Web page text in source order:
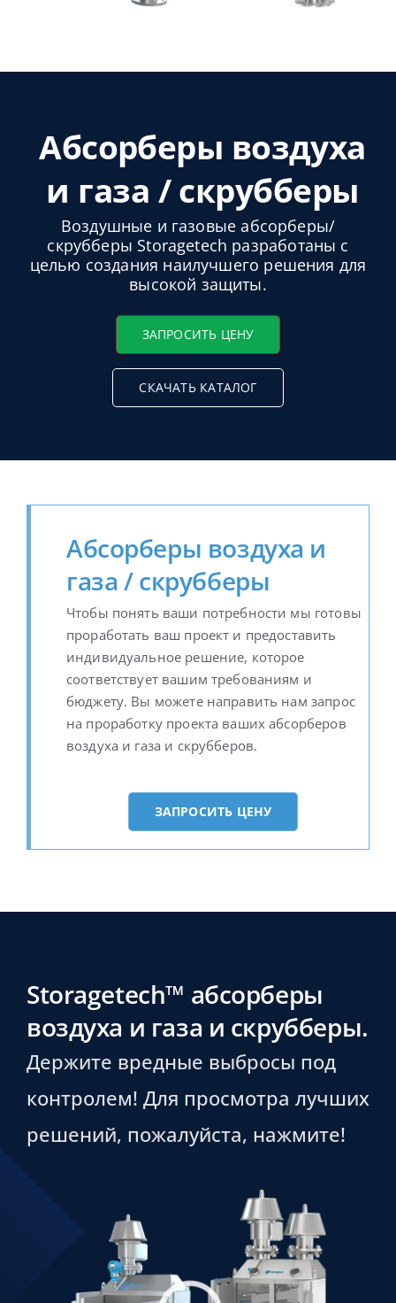
Абсорберы воздуха
и газа / скрубберы
Воздушные и газовые абсорберы/
скрубберы Storagetech разработаны с
целью создания наилучшего решения для
высокой защиты.
ЗАПРОСИТЬ ЦЕНУ
СКАЧАТЬ КАТАЛОГ
Абсорберы воздуха и
газа / скрубберы
Чтобы понять ваши потребности мы готовы
проработать ваш проект и предоставить
индивидуальное решение, которое
соответствует вашим требованиям и
бюджету. Вы можете направить нам запрос
на проработку проекта ваших абсорберов
воздуха и газа и скрубберов.
ЗАПРОСИТЬ ЦЕНУ
Storagetech™ абсорберы
воздуха и газа и скрубберы.
Держите вредные выбросы под
контролем! Для просмотра лучших
решений, пожалуйста, нажмите!